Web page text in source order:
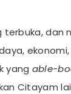
terbuka, dan
yang able-
Citayam